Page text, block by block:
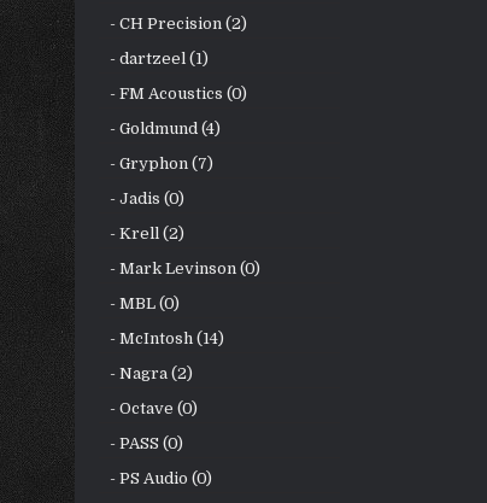
- CH Precision (2)
- dartzeel (1)
- FM Acoustics (0)
- Goldmund (4)
- Gryphon (7)
- Jadis (0)
- Krell (2)
- Mark Levinson (0)
- MBL (0)
- McIntosh (14)
- Nagra (2)
- Octave (0)
- PASS (0)
- PS Audio (0)